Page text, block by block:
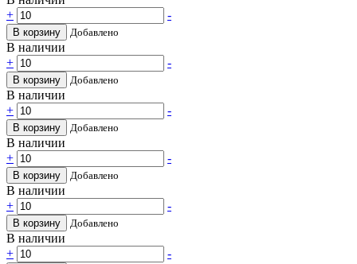
+
-
В корзину Добавлено
В наличии
+
-
В корзину Добавлено
В наличии
+
-
В корзину Добавлено
В наличии
+
-
В корзину Добавлено
В наличии
+
-
В корзину Добавлено
В наличии
+
-